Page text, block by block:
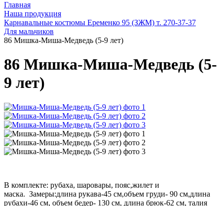
Главная
Наша продукция
Карнавальные костюмы Еременко 95 (ЗЖМ) т. 270-37-37
Для мальчиков
86 Мишка-Миша-Медведь (5-9 лет)
86 Мишка-Миша-Медведь (5-
9 лет)
В комплекте: рубаха, шаровары, пояс,жилет и
маска. Замеры:длина рукава-45 см,объем груди- 90 см,длина
рубахи-46 см, объем бедер- 130 см, длина брюк-62 см, талия